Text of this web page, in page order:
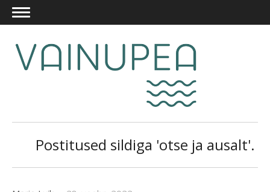
Postitused sildiga 'otse ja ausalt'.